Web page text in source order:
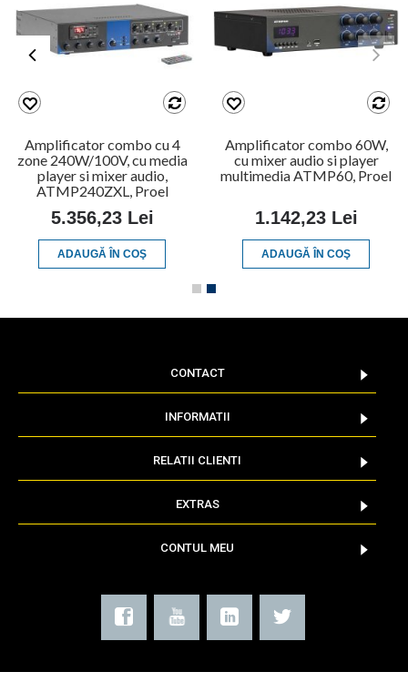
Amplificator combo cu 4
zone 240W/100V, cu media
player si mixer audio,
ATMP240ZXL, Proel
5.356,23 Lei
ADAUGĂ ÎN COŞ
Amplificator combo 60W,
cu mixer audio si player
multimedia ATMP60, Proel
1.142,23 Lei
ADAUGĂ ÎN COŞ
CONTACT
INFORMATII
RELATII CLIENTI
EXTRAS
CONTUL MEU